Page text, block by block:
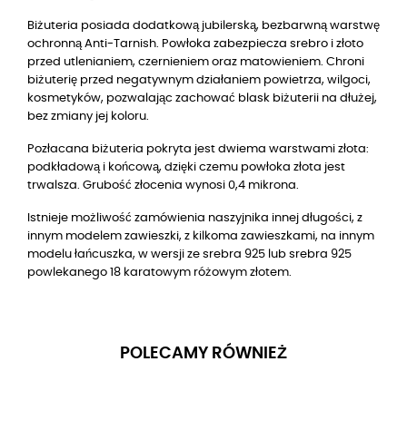
Biżuteria posiada dodatkową jubilerską, bezbarwną warstwę
ochronną Anti-Tarnish. Powłoka zabezpiecza srebro i złoto
przed utlenianiem, czernieniem oraz matowieniem. Chroni
biżuterię przed negatywnym działaniem powietrza, wilgoci,
kosmetyków, pozwalając zachować blask biżuterii na dłużej,
bez zmiany jej koloru.
Pozłacana biżuteria pokryta jest dwiema warstwami złota:
podkładową i końcową, dzięki czemu powłoka złota jest
trwalsza. Grubość złocenia wynosi 0,4 mikrona.
Istnieje możliwość zamówienia naszyjnika innej długości, z
innym modelem zawieszki, z kilkoma zawieszkami, na innym
modelu łańcuszka, w wersji ze srebra 925 lub srebra 925
powlekanego 18 karatowym różowym złotem.
POLECAMY RÓWNIEŻ